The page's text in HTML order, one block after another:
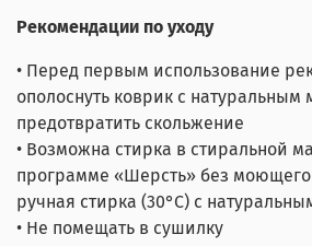
Рекомендации по уходу
• Перед первым использование
ополоснуть коврик с
предотвратить скольжение
• Возможна стирка в стиральной
программе «Шерсть» без моющего
ручная стирка (30°С) с
• Не помещать в сушилку